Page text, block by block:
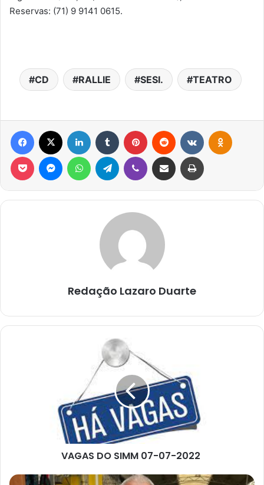
Reservas: (71) 9 9141 0615.
CD RALLIE SESI. TEATRO
Facebook Linkedin Tumblr Pinterest Reddit
Pocket MessengerWhatsAppTelegram Viber Compartilhar via e-mail Imprimir
Redação Lazaro Duarte
VAGAS DO SIMM 07-07-2022
POLÍTICA